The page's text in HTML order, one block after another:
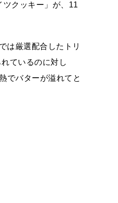
ツクッキー」が、11
は厳選配合したトリ
ているのに対し
でバターが溢れてと